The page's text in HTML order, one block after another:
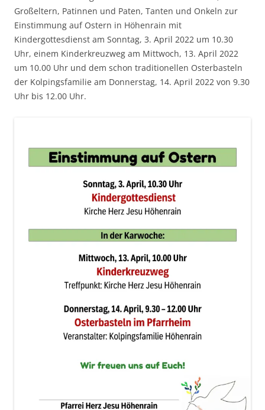
Großeltern, Patinnen und Paten, Tanten und Onkeln zur
Einstimmung auf Ostern in Höhenrain mit
Kindergottesdienst am Sonntag, 3. April 2022 um 10.30
Uhr, einem Kinderkreuzweg am Mittwoch, 13. April 2022
um 10.00 Uhr und dem schon traditionellen Osterbasteln
der Kolpingsfamilie am Donnerstag, 14. April 2022 von 9.30
Uhr bis 12.00 Uhr.